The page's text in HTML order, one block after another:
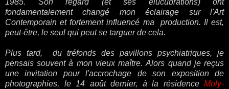
1985. Son regard (et ses élucubrations) ont
fondamentalement changé mon éclairage sur l'Art
Contemporain et fortement influencé ma production. Il est,
peut-être, le seul qui peut se targuer de cela.
Plus tard, du tréfonds des pavillons psychiatriques, je
pensais souvent à mon vieux maître.Alors quand je reçus
une invitation pour l'accrochage de son exposition de
photographies, le 14 août dernier, à la résidence Moly-